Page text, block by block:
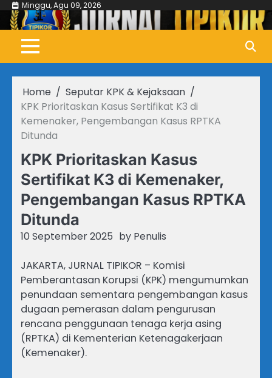
Skip
content
Minggu, Agu 09, 2026
Home
Seputar KPK & Kejaksaan
KPK Prioritaskan Kasus Sertifikat K3 di
Kemenaker, Pengembangan Kasus RPTKA
Ditunda
KPK Prioritaskan Kasus
Sertifikat K3 di Kemenaker,
Pengembangan Kasus RPTKA
Ditunda
10 September 2025 by Penulis
JAKARTA, JURNAL TIPIKOR – Komisi
Pemberantasan Korupsi (KPK) mengumumkan
penundaan sementara pengembangan kasus
dugaan pemerasan dalam pengurusan
rencana penggunaan tenaga kerja asing
(RPTKA) di Kementerian Ketenagakerjaan
(Kemenaker).